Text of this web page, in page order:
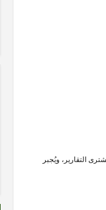
التقارير، ويُجبر